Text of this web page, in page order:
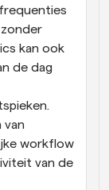
zonder
kan ook
de dag
van
workflow
van de